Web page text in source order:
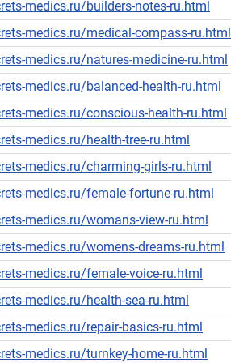
medics.ru/builders-notes-ru.html
medics.ru/medical-compass-ru.html
medics.ru/natures-medicine-ru.html
medics.ru/balanced-health-ru.html
medics.ru/conscious-health-ru.html
medics.ru/health-tree-ru.html
medics.ru/charming-girls-ru.html
medics.ru/female-fortune-ru.html
medics.ru/womans-view-ru.html
medics.ru/womens-dreams-ru.html
medics.ru/female-voice-ru.html
medics.ru/health-sea-ru.html
medics.ru/repair-basics-ru.html
medics.ru/turnkey-home-ru.html